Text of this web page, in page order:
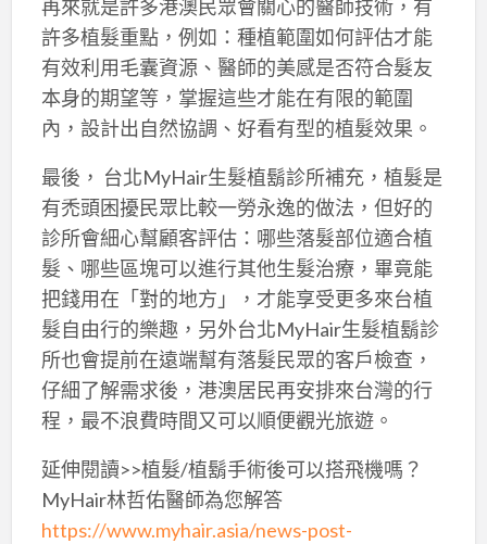
再來就是許多港澳民眾會關心的醫師技術，有
許多植髮重點，例如：種植範圍如何評估才能
有效利用毛囊資源、醫師的美感是否符合髮友
本身的期望等，掌握這些才能在有限的範圍
內，設計出自然協調、好看有型的植髮效果。
最後， 台北MyHair生髮植鬍診所補充，植髮是
有禿頭困擾民眾比較一勞永逸的做法，但好的
診所會細心幫顧客評估：哪些落髮部位適合植
髮、哪些區塊可以進行其他生髮治療，畢竟能
把錢用在「對的地方」，才能享受更多來台植
髮自由行的樂趣，另外台北MyHair生髮植鬍診
所也會提前在遠端幫有落髮民眾的客戶檢查，
仔細了解需求後，港澳居民再安排來台灣的行
程，最不浪費時間又可以順便觀光旅遊。
延伸閱讀>>植髮/植鬍手術後可以搭飛機嗎？
MyHair林哲佑醫師為您解答
https://www.myhair.asia/news-post-